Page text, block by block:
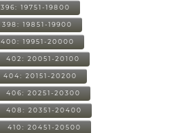
396: 19751-19800
398: 19851-19900
400: 19951-20000
402: 20051-20100
404: 20151-20200
406: 20251-20300
408: 20351-20400
410: 20451-20500